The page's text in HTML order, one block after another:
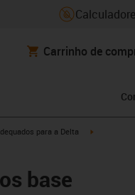
Carrinho de
icon-arrow-rightpara a Delta
base